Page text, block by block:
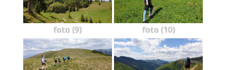
foto (9) foto (10)